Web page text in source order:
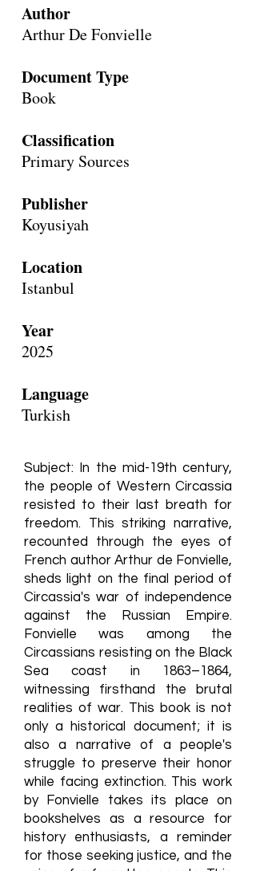
Author
Arthur De Fonvielle
Document Type
Book
Classification
Primary Sources
Publisher
Koyusiyah
Location
Istanbul
Year
2025
Language
Turkish
Subject: In the mid-19th century,
the people of Western Circassia
resisted to their last breath for
freedom. This striking narrative,
recounted through the eyes of
French author Arthur de Fonvielle,
sheds light on the final period of
Circassia's war of independence
against the Russian Empire.
Fonvielle was among the
Circassians resisting on the Black
Sea coast in 1863–1864,
witnessing firsthand the brutal
realities of war. This book is not
only a historical document; it is
also a narrative of a people's
struggle to preserve their honor
while facing extinction. This work
by Fonvielle takes its place on
bookshelves as a resource for
history enthusiasts, a reminder
for those seeking justice, and the